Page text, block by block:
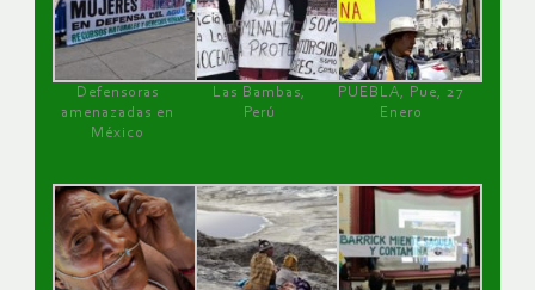
Defensoras
amenazadas en
México
Las Bambas,
Perú
PUEBLA, Pue, 27
Enero